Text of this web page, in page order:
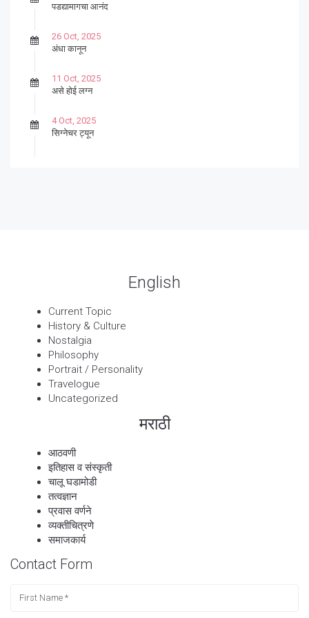
पडद्यामागचा आनंद
26 Oct, 2025
अंधा कानून
11 Oct, 2025
असे होई लग्न
4 Oct, 2025
सिग्नेचर ट्यून
English
Current Topic
History & Culture
Nostalgia
Philosophy
Portrait / Personality
Travelogue
Uncategorized
मराठी
आठवणी
इतिहास व संस्कृती
चालू घडामोडी
तत्वज्ञान
प्रवास वर्णने
व्यक्तीचित्रणे
समाजकार्य
Contact Form